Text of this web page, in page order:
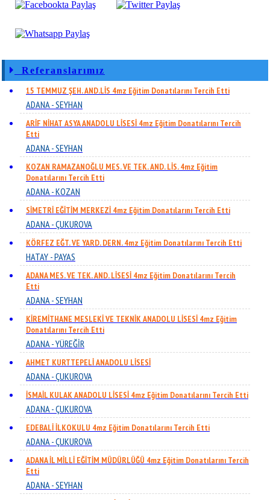
Referanslarımız
15 TEMMUZ ŞEH. AND.LİS 4mz Eğitim Donatılarını Tercih Etti
ADANA - SEYHAN
ARİF NİHAT ASYA ANADOLU LİSESİ 4mz Eğitim Donatılarını Tercih
Etti
ADANA - SEYHAN
KOZAN RAMAZANOĞLU MES. VE TEK. AND. LİS. 4mz Eğitim
Donatılarını Tercih Etti
ADANA - KOZAN
SİMETRİ EĞİTİM MERKEZİ 4mz Eğitim Donatılarını Tercih Etti
ADANA - ÇUKUROVA
KÖRFEZ EĞT. VE YARD. DERN. 4mz Eğitim Donatılarını Tercih Etti
HATAY - PAYAS
ADANA MES. VE TEK. AND. LİSESİ 4mz Eğitim Donatılarını Tercih
Etti
ADANA - SEYHAN
KİREMİTHANE MESLEKİ VE TEKNİK ANADOLU LİSESİ 4mz Eğitim
Donatılarını Tercih Etti
ADANA - YÜREĞİR
AHMET KURTTEPELİ ANADOLU LİSESİ
ADANA - ÇUKUROVA
İSMAİL KULAK ANADOLU LİSESİ 4mz Eğitim Donatılarını Tercih Etti
ADANA - ÇUKUROVA
EDEBALİ İLKOKULU 4mz Eğitim Donatılarını Tercih Etti
ADANA - ÇUKUROVA
ADANA İL MİLLİ EĞİTİM MÜDÜRLÜĞÜ 4mz Eğitim Donatılarını Tercih
Etti
ADANA - SEYHAN